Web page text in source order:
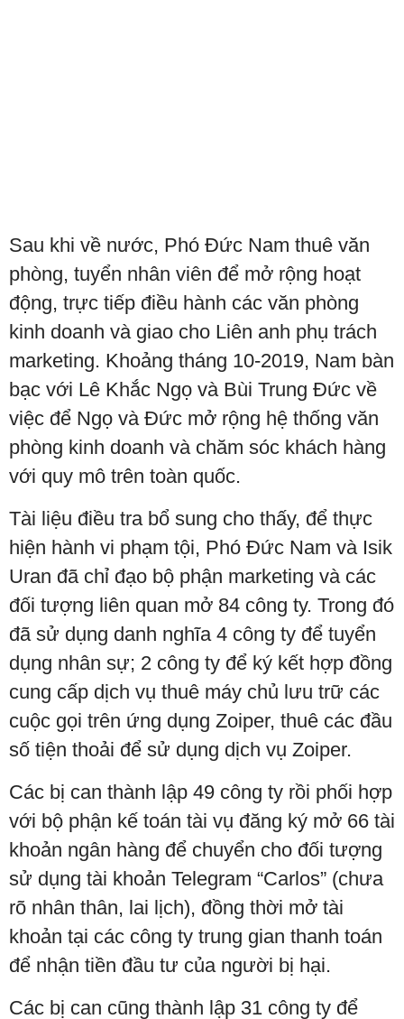
Sau khi về nước, Phó Đức Nam thuê văn
phòng, tuyển nhân viên để mở rộng hoạt
động, trực tiếp điều hành các văn phòng
kinh doanh và giao cho Liên anh phụ trách
marketing. Khoảng tháng 10-2019, Nam bàn
bạc với Lê Khắc Ngọ và Bùi Trung Đức về
việc để Ngọ và Đức mở rộng hệ thống văn
phòng kinh doanh và chăm sóc khách hàng
với quy mô trên toàn quốc.
Tài liệu điều tra bổ sung cho thấy, để thực
hiện hành vi phạm tội, Phó Đức Nam và Isik
Uran đã chỉ đạo bộ phận marketing và các
đối tượng liên quan mở 84 công ty. Trong đó
đã sử dụng danh nghĩa 4 công ty để tuyển
dụng nhân sự; 2 công ty để ký kết hợp đồng
cung cấp dịch vụ thuê máy chủ lưu trữ các
cuộc gọi trên ứng dụng Zoiper, thuê các đầu
số tiện thoải để sử dụng dịch vụ Zoiper.
Các bị can thành lập 49 công ty rồi phối hợp
với bộ phận kế toán tài vụ đăng ký mở 66 tài
khoản ngân hàng để chuyển cho đối tượng
sử dụng tài khoản Telegram “Carlos” (chưa
rõ nhân thân, lai lịch), đồng thời mở tài
khoản tại các công ty trung gian thanh toán
để nhận tiền đầu tư của người bị hại.
Các bị can cũng thành lập 31 công ty để